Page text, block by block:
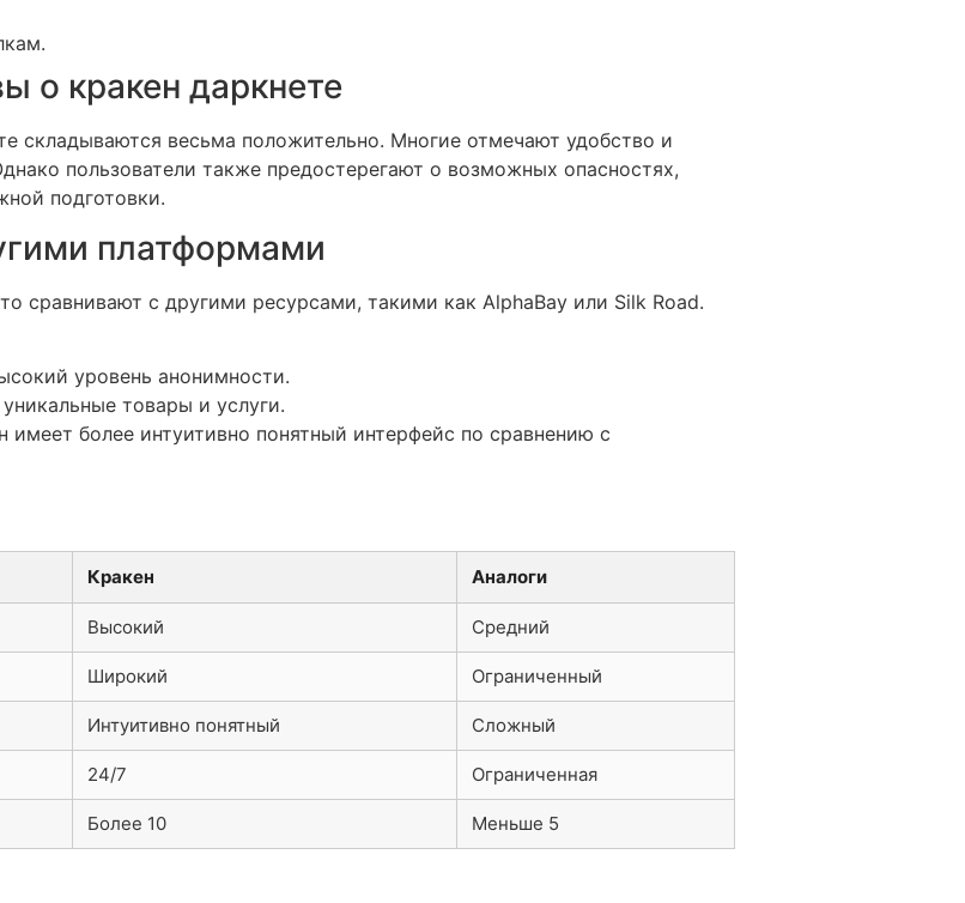
о кракен даркнете
складываются весьма положительно. Многие отмечают удобство и
пользователи также предостерегают о возможных опасностях,
подготовки.
платформами
сравнивают с другими ресурсами, такими как AlphaBay или Silk Road.
уровень анонимности.
товары и услуги.
имеет более интуитивно понятный интерфейс по сравнению с
Кракен Аналоги
Высокий Средний
Широкий Ограниченный
Интуитивно понятный Сложный
24/7 Ограниченная
Более 10 Меньше 5